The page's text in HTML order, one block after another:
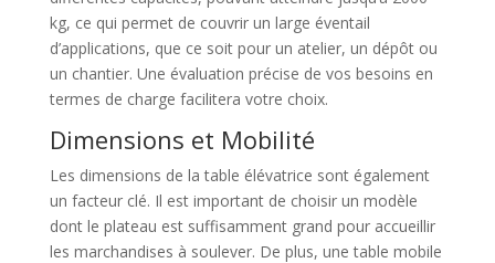
kg, ce qui permet de couvrir un large éventail
d’applications, que ce soit pour un atelier, un dépôt ou
un chantier. Une évaluation précise de vos besoins en
termes de charge facilitera votre choix.
Dimensions et Mobilité
Les dimensions de la table élévatrice sont également
un facteur clé. Il est important de choisir un modèle
dont le plateau est suffisamment grand pour accueillir
les marchandises à soulever. De plus, une table mobile